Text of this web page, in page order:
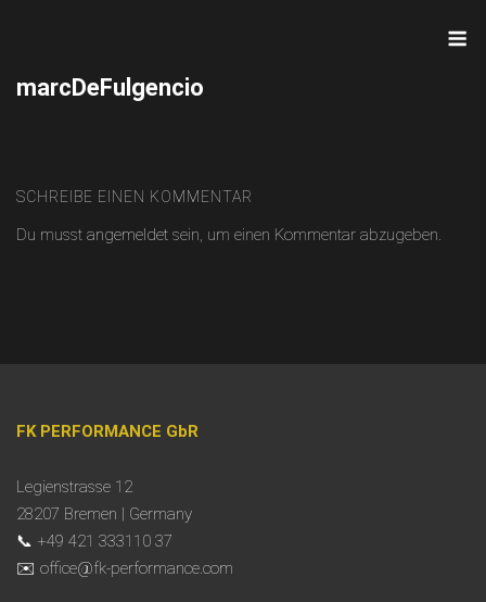
marcDeFulgencio
SCHREIBE EINEN KOMMENTAR
Du musst angemeldet sein, um einen Kommentar abzugeben.
FK PERFORMANCE GbR
Legienstrasse 12
28207 Bremen | Germany
📞 +49 421 333110 37
✉️ office@fk-performance.com